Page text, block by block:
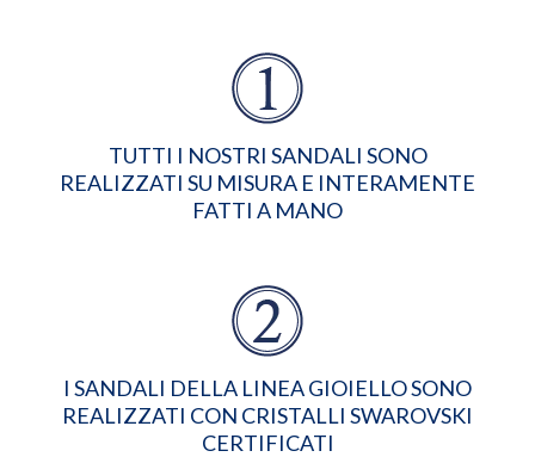
TUTTI I NOSTRI SANDALI SONO
REALIZZATI SU MISURA E INTERAMENTE
FATTI A MANO
I SANDALI DELLA LINEA GIOIELLO SONO
REALIZZATI CON CRISTALLI SWAROVSKI
CERTIFICATI